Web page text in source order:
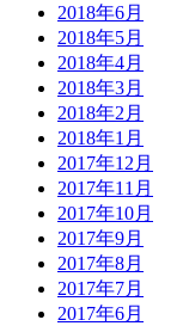
2018年6月
2018年5月
2018年4月
2018年3月
2018年2月
2018年1月
2017年12月
2017年11月
2017年10月
2017年9月
2017年8月
2017年7月
2017年6月